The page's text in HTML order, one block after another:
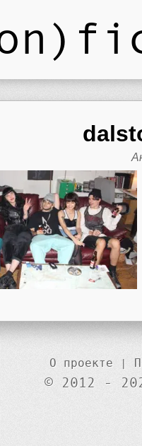
О проекте |
© 2012 -